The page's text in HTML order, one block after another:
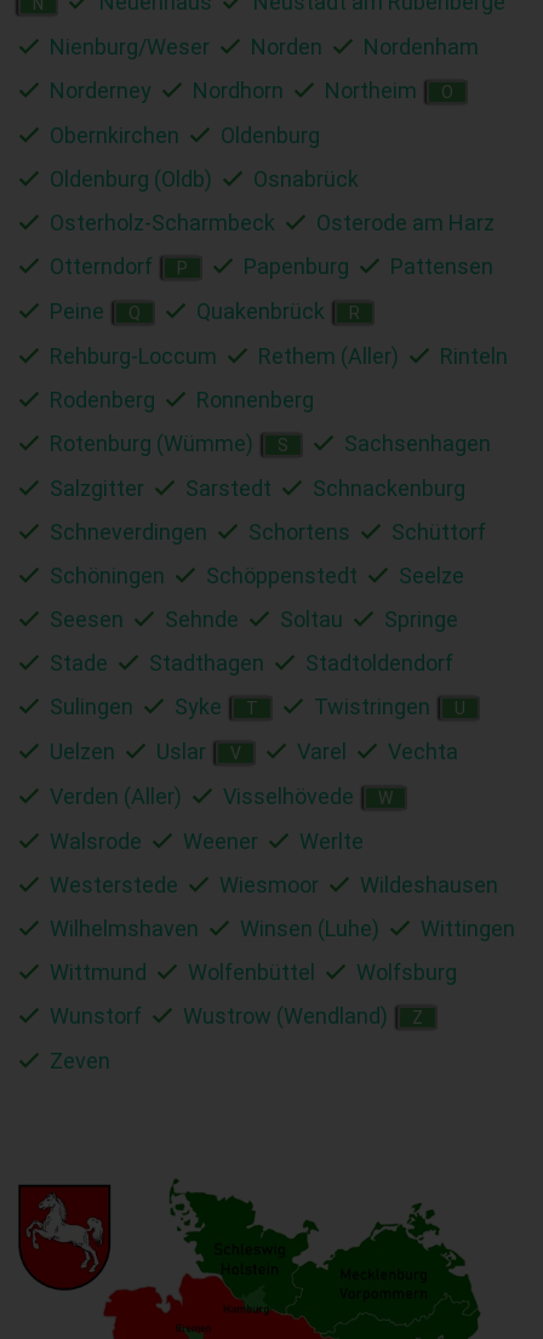
Nienburg/Weser
Norden
Nordenham
Norderney
Nordhorn Northeim O
Obernkirchen
Oldenburg
Oldenburg (Oldb)
Osnabrück
Osterholz-Scharmbeck
Osterode am Harz
Otterndorf
P Papenburg
Pattensen
Peine
Q Quakenbrück R
Rehburg-Loccum Rethem (Aller)
Rinteln
Rodenberg
Ronnenberg
Rotenburg (Wümme)
S
Sachsenhagen
Salzgitter
Sarstedt
Schnackenburg
Schneverdingen
Schortens
Schüttorf
Schöningen
Schöppenstedt
Seelze
Seesen
Sehnde Soltau
Springe
Stade
Stadthagen
Stadtoldendorf
Sulingen
Syke T Twistringen U
Uelzen Uslar V Varel
Vechta
Verden (Aller)
Visselhövede W
Walsrode Weener
Werlte
Westerstede
Wiesmoor
Wildeshausen
Wilhelmshaven
Winsen (Luhe)
Wittingen
Wittmund
Wolfenbüttel
Wolfsburg
Wunstorf
Wustrow (Wendland) Z
Zeven